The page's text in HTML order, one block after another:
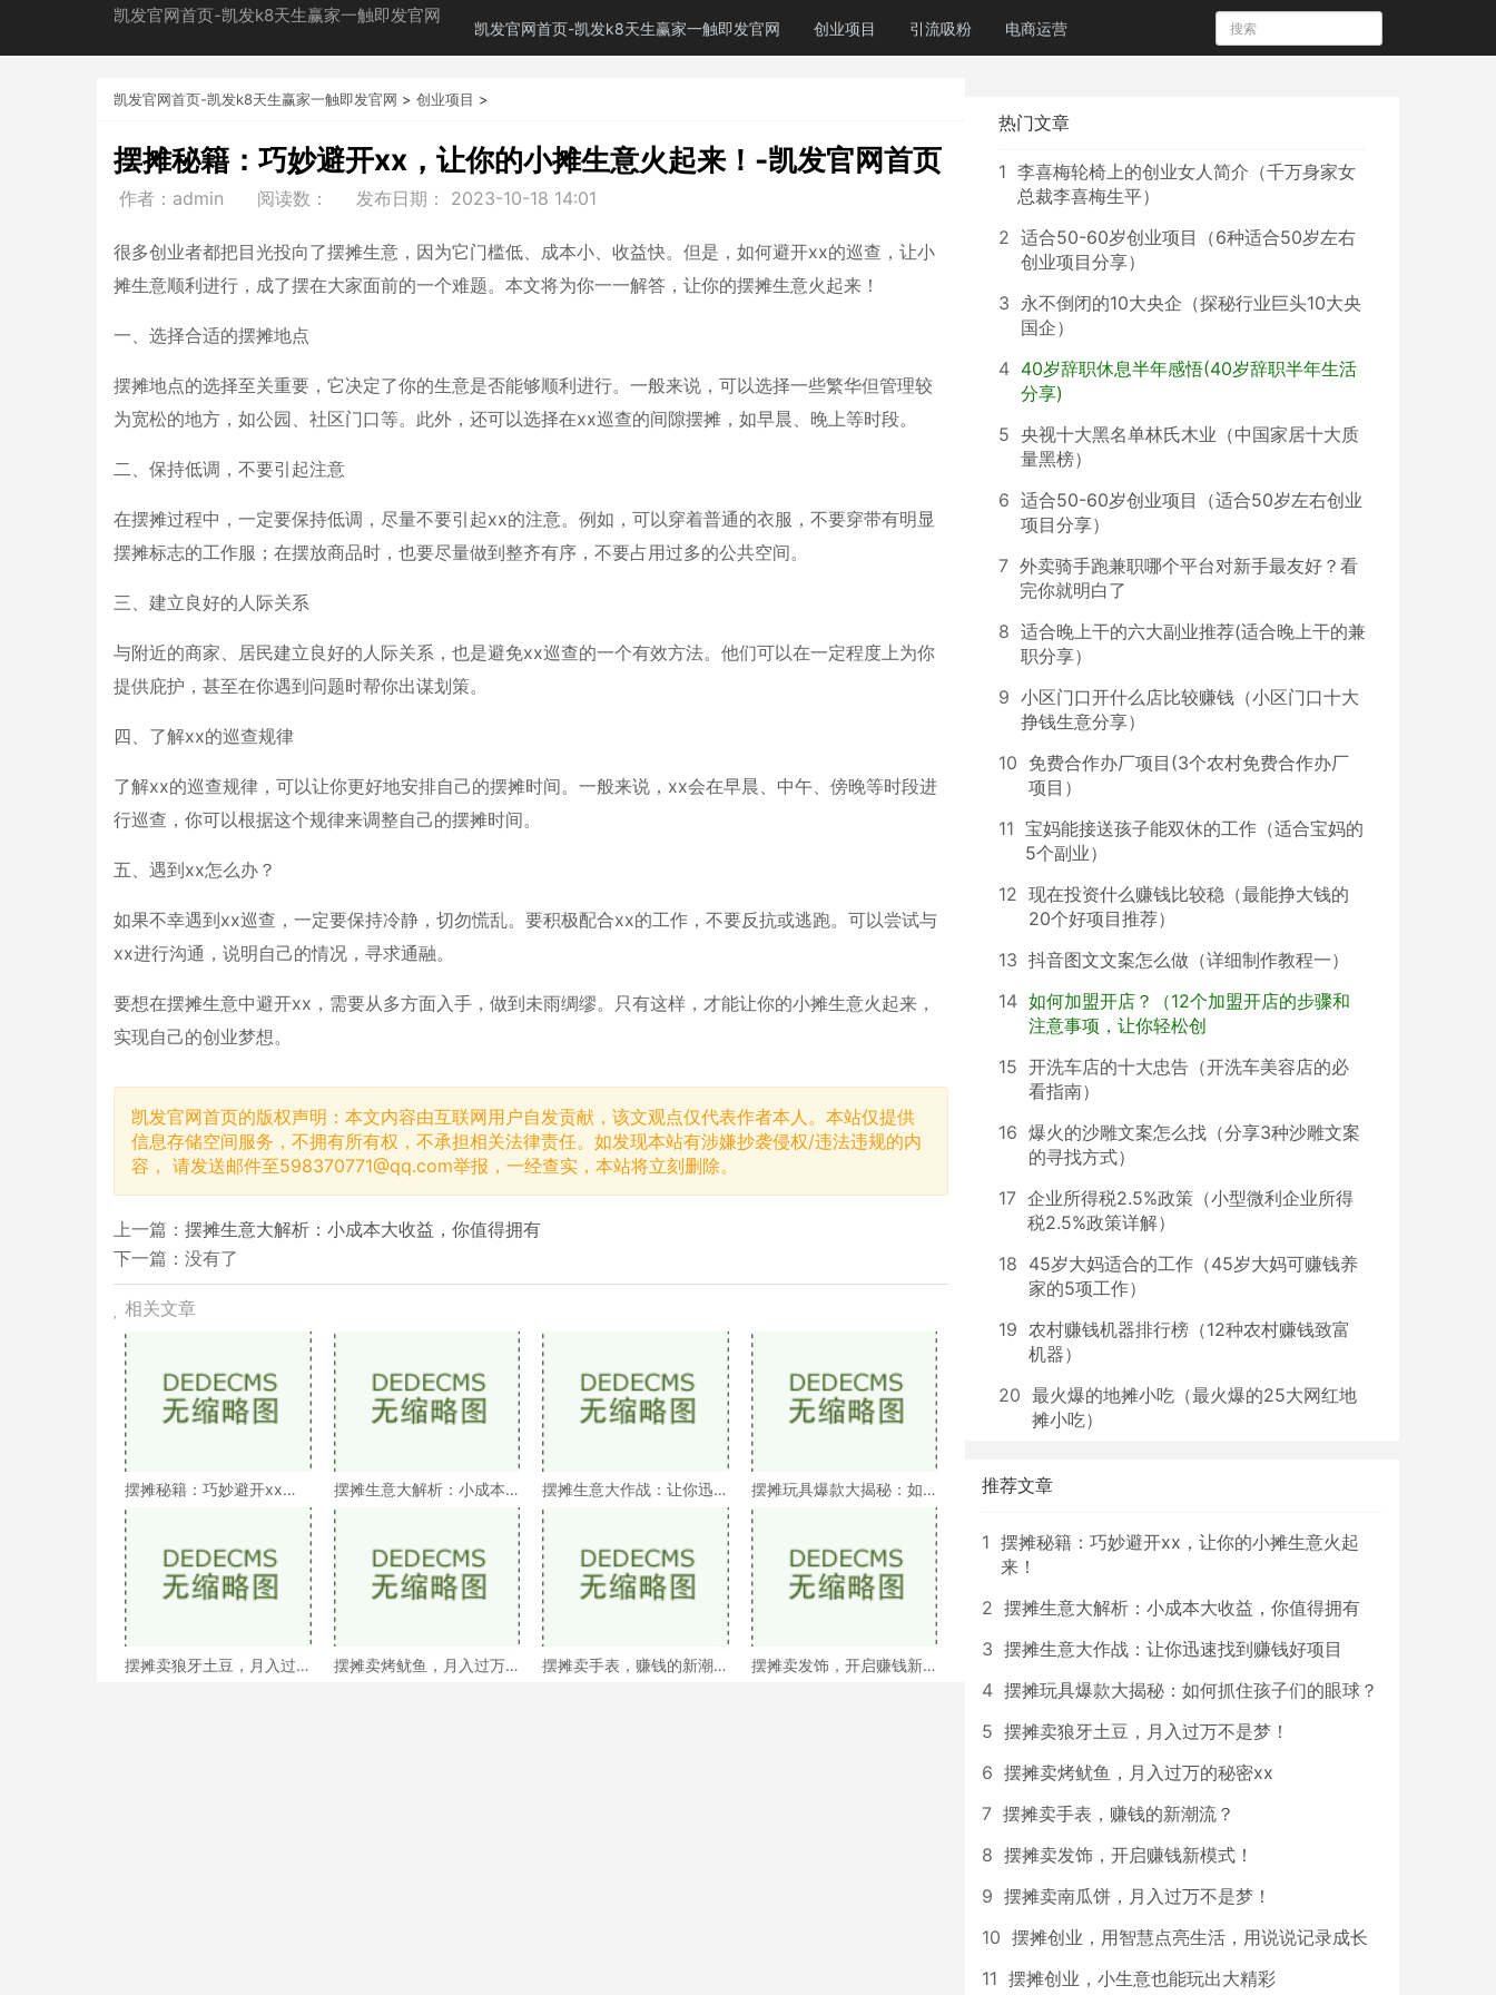
凯发官网首页-凯发k8天生赢家一触即发官网
凯发官网首页-凯发k8天生赢家一触即发官网 创业项目 引流吸粉 电商运营
凯发官网首页-凯发k8天生赢家一触即发官网 > 创业项目 >
摆摊秘籍：巧妙避开xx，让你的小摊生意火起来！-凯发官网首页
作者：admin 阅读数： 发布日期： 2023-10-18 14:01
很多创业者都把目光投向了摆摊生意，因为它门槛低、成本小、收益快。但是，如何避开xx的巡查，让小
摊生意顺利进行，成了摆在大家面前的一个难题。本文将为你一一解答，让你的摆摊生意火起来！
一、选择合适的摆摊地点
摆摊地点的选择至关重要，它决定了你的生意是否能够顺利进行。一般来说，可以选择一些繁华但管理较
为宽松的地方，如公园、社区门口等。此外，还可以选择在xx巡查的间隙摆摊，如早晨、晚上等时段。
二、保持低调，不要引起注意
在摆摊过程中，一定要保持低调，尽量不要引起xx的注意。例如，可以穿着普通的衣服，不要穿带有明显
摆摊标志的工作服；在摆放商品时，也要尽量做到整齐有序，不要占用过多的公共空间。
三、建立良好的人际关系
与附近的商家、居民建立良好的人际关系，也是避免xx巡查的一个有效方法。他们可以在一定程度上为你
提供庇护，甚至在你遇到问题时帮你出谋划策。
四、了解xx的巡查规律
了解xx的巡查规律，可以让你更好地安排自己的摆摊时间。一般来说，xx会在早晨、中午、傍晚等时段进
行巡查，你可以根据这个规律来调整自己的摆摊时间。
五、遇到xx怎么办？
如果不幸遇到xx巡查，一定要保持冷静，切勿慌乱。要积极配合xx的工作，不要反抗或逃跑。可以尝试与
xx进行沟通，说明自己的情况，寻求通融。
要想在摆摊生意中避开xx，需要从多方面入手，做到未雨绸缪。只有这样，才能让你的小摊生意火起来，
实现自己的创业梦想。
凯发官网首页的版权声明：本文内容由互联网用户自发贡献，该文观点仅代表作者本人。本站仅提供
信息存储空间服务，不拥有所有权，不承担相关法律责任。如发现本站有涉嫌抄袭侵权/违法违规的内
容， 请发送邮件至598370771@qq.com举报，一经查实，本站将立刻删除。
上一篇： 摆摊生意大解析：小成本大收益，你值得拥有
下一篇：没有了
相关文章
摆摊秘籍：巧妙避开xx，
让你的小摊生意火起来！
摆摊生意大解析：小成本
大收益，你值得拥有
摆摊生意大作战：让你迅
速找到赚钱好项目
摆摊玩具爆款大揭秘：如
何抓住孩子们的眼球？
摆摊卖狼牙土豆，月入过
摆摊卖烤鱿鱼，月入过万
摆摊卖手表，赚钱的新潮
摆摊卖发饰，开启赚钱新
热门文章
1 李喜梅轮椅上的创业女人简介（千万身家女
总裁李喜梅生平）
2 适合50-60岁创业项目（6种适合50岁左右
创业项目分享）
3 永不倒闭的10大央企（探秘行业巨头10大央
国企）
4 40岁辞职休息半年感悟(40岁辞职半年生活
分享)
5 央视十大黑名单林氏木业（中国家居十大质
量黑榜）
6 适合50-60岁创业项目（适合50岁左右创业
项目分享）
7 外卖骑手跑兼职哪个平台对新手最友好？看
完你就明白了
8 适合晚上干的六大副业推荐(适合晚上干的兼
职分享）
9 小区门口开什么店比较赚钱（小区门口十大
挣钱生意分享）
10 免费合作办厂项目(3个农村免费合作办厂
项目）
11 宝妈能接送孩子能双休的工作（适合宝妈的
5个副业）
12 现在投资什么赚钱比较稳（最能挣大钱的
20个好项目推荐）
13 抖音图文文案怎么做（详细制作教程一）
14 如何加盟开店？（12个加盟开店的步骤和
注意事项，让你轻松创
15 开洗车店的十大忠告（开洗车美容店的必
看指南）
16 爆火的沙雕文案怎么找（分享3种沙雕文案
的寻找方式）
17 企业所得税2.5%政策（小型微利企业所得
税2.5%政策详解）
18 45岁大妈适合的工作（45岁大妈可赚钱养
家的5项工作）
19 农村赚钱机器排行榜（12种农村赚钱致富
机器）
20 最火爆的地摊小吃（最火爆的25大网红地
摊小吃）
推荐文章
1 摆摊秘籍：巧妙避开xx，让你的小摊生意火起
来！
2 摆摊生意大解析：小成本大收益，你值得拥有
3 摆摊生意大作战：让你迅速找到赚钱好项目
4 摆摊玩具爆款大揭秘：如何抓住孩子们的眼球？
5 摆摊卖狼牙土豆，月入过万不是梦！
6 摆摊卖烤鱿鱼，月入过万的秘密xx
7 摆摊卖手表，赚钱的新潮流？
8 摆摊卖发饰，开启赚钱新模式！
9 摆摊卖南瓜饼，月入过万不是梦！
10 摆摊创业，用智慧点亮生活，用说说记录成长
11 摆摊创业，小生意也能玩出大精彩